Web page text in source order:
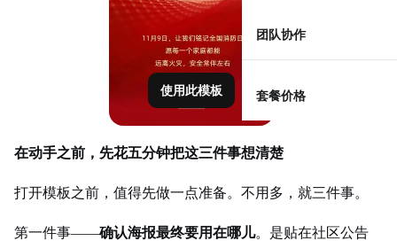
团队协作
套餐价格
使用此模板
在动手之前，先花五分钟把这三件事想清楚
打开模板之前，值得先做一点准备。不用多，就三件事。
第一件事——确认海报最终要用在哪儿。是贴在社区公告